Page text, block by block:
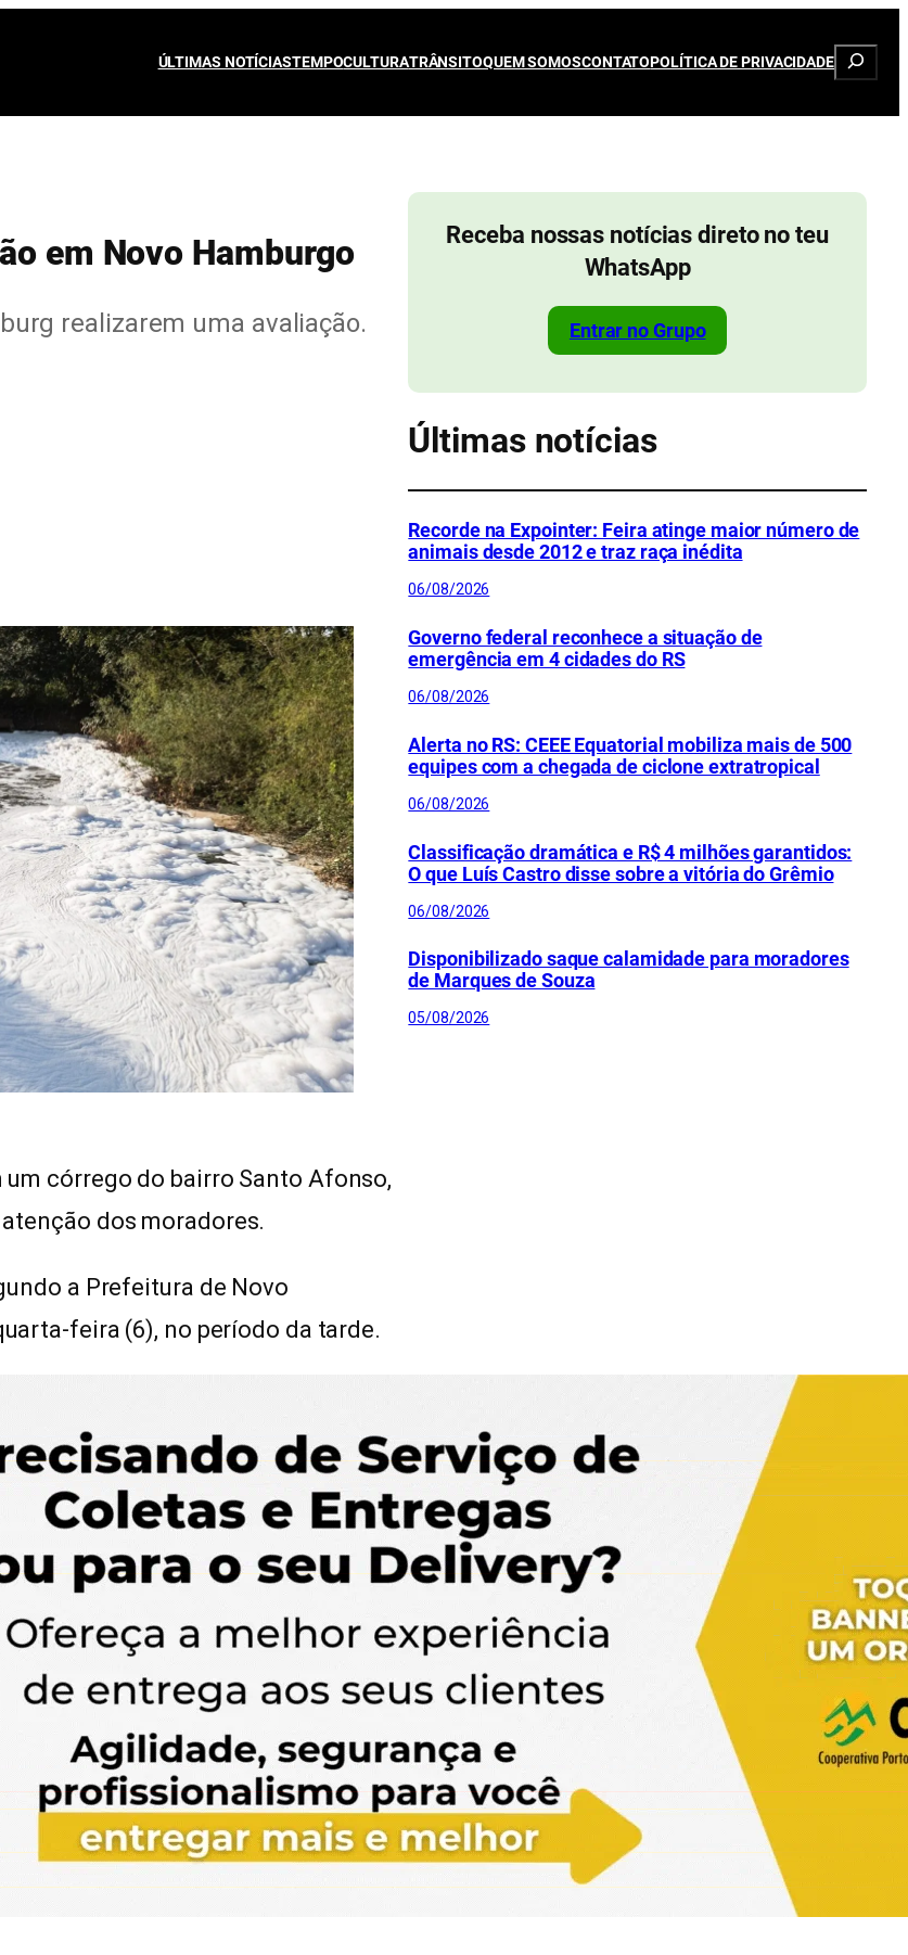
ÚLTIMAS NOTÍCIASTEMPOCULTURATRÂNSITOQUEM SOMOSCONTATOPOLÍTICA DE PRIVACIDADE
em Novo Hamburgo
realizarem uma avaliação.
córrego do bairro Santo Afonso,
dos moradores.
a Prefeitura de Novo
feira (6), no período da tarde.
Receba nossas notícias direto no teu
WhatsApp
Entrar no Grupo
Últimas notícias
Recorde na Expointer: Feira atinge maior número de
animais desde 2012 e traz raça inédita
06/08/2026
Governo federal reconhece a situação de
emergência em 4 cidades do RS
06/08/2026
Alerta no RS: CEEE Equatorial mobiliza mais de 500
equipes com a chegada de ciclone extratropical
06/08/2026
Classificação dramática e R$ 4 milhões garantidos:
O que Luís Castro disse sobre a vitória do Grêmio
06/08/2026
Disponibilizado saque calamidade para moradores
de Marques de Souza
05/08/2026